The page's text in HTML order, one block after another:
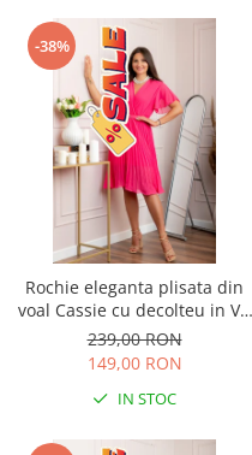
-38%
Rochie eleganta plisata din
voal Cassie cu decolteu in V -
Ciclam
239,00 RON
149,00 RON
IN STOC